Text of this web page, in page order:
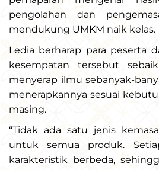
pengolahan dan
mendukung UMKM naik kelas.
Ledia berharap para peserta
kesempatan tersebut
menyerap ilmu sebanyak-
menerapkannya sesuai
masing.
“Tidak ada satu jenis
untuk semua produk.
karakteristik berbeda,